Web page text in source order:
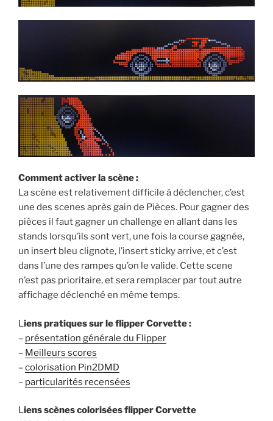
Comment activer la scène :
La scène est relativement difficile à déclencher, c’est
une des scenes après gain de Pièces. Pour gagner des
pièces il faut gagner un challenge en allant dans les
stands lorsqu’ils sont vert, une fois la course gagnée,
un insert bleu clignote, l’insert sticky arrive, et c’est
dans l’une des rampes qu’on le valide. Cette scene
n’est pas prioritaire, et sera remplacer par tout autre
affichage déclenché en même temps.
Liens pratiques sur le flipper Corvette :
– présentation générale du Flipper
– Meilleurs scores
–colorisation Pin2DMD
– particularités recensées
Liens scènes colorisées flipper Corvette